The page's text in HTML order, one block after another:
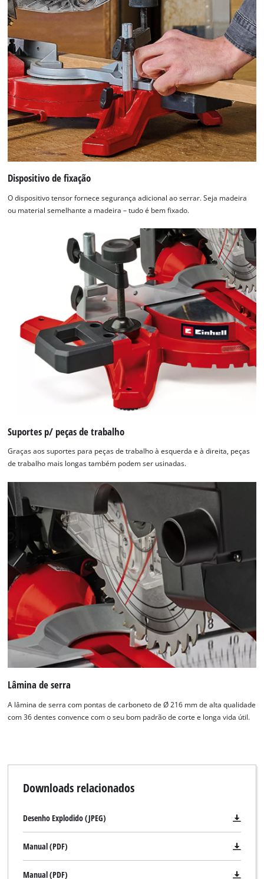
This content is not permitted to load due
to trackers that are not disclosed to the
visitor. The website owner needs to setup
the site with their CMP to add this content
to the list of technologies used.
Powered byUsercentrics Consent
Management Platform
Dispositivo de fixação
O dispositivo tensor fornece segurança adicional ao serrar. Seja madeira
ou material semelhante a madeira – tudo é bem fixado.
Suportes p/ peças de trabalho
Graças aos suportes para peças de trabalho à esquerda e à direita, peças
de trabalho mais longas também podem ser usinadas.
Lâmina de serra
A lâmina de serra com pontas de carboneto de Ø 216 mm de alta qualidade
com 36 dentes convence com o seu bom padrão de corte e longa vida útil.
Downloads relacionados
Desenho Explodido (JPEG)
Manual (PDF)
Manual (PDF)